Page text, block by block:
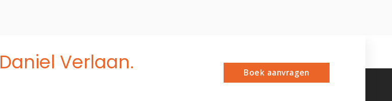
Daniel Verlaan. Boek aanvragen